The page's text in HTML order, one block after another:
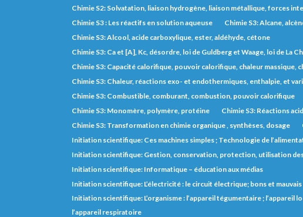
Chimie S2: Solvatation, liaison hydrogène, liaison métallique, forces
Chimie S3 : Les réactifs en solution aqueuse
Chimie S3: Alcane,
Chimie S3: Alcool, acide carboxylique, ester, aldéhyde, cétone
Chimie S3: Ca et [A], Kc, désordre, loi de Guldberg et Waage, loi de La
Chimie S3: Capacité calorifique, pouvoir calorifique, chaleur massique,
Chimie S3: Chaleur, réactions exo- et endothermiques, enthalpie, et
Chimie S3: Combustible, comburant, combustion, pouvoir calorifique
Chimie S3: Monomère, polymère, protéine
Chimie S3: Réactions
Chimie S3: Transformation en chimie organique , synthèses, dosage
Initiation scientifique: Ces machines simples ; Technologie de
Initiation scientifique: Gestion, conservation, protection, utilisation
Initiation scientifique: Informatique – éducation aux médias
Initiation scientifique: L’électricité : le circuit électrique; bons et
Initiation scientifique: L’organisme : l’appareil tégumentaire ; l’appareil
l’appareil respiratoire